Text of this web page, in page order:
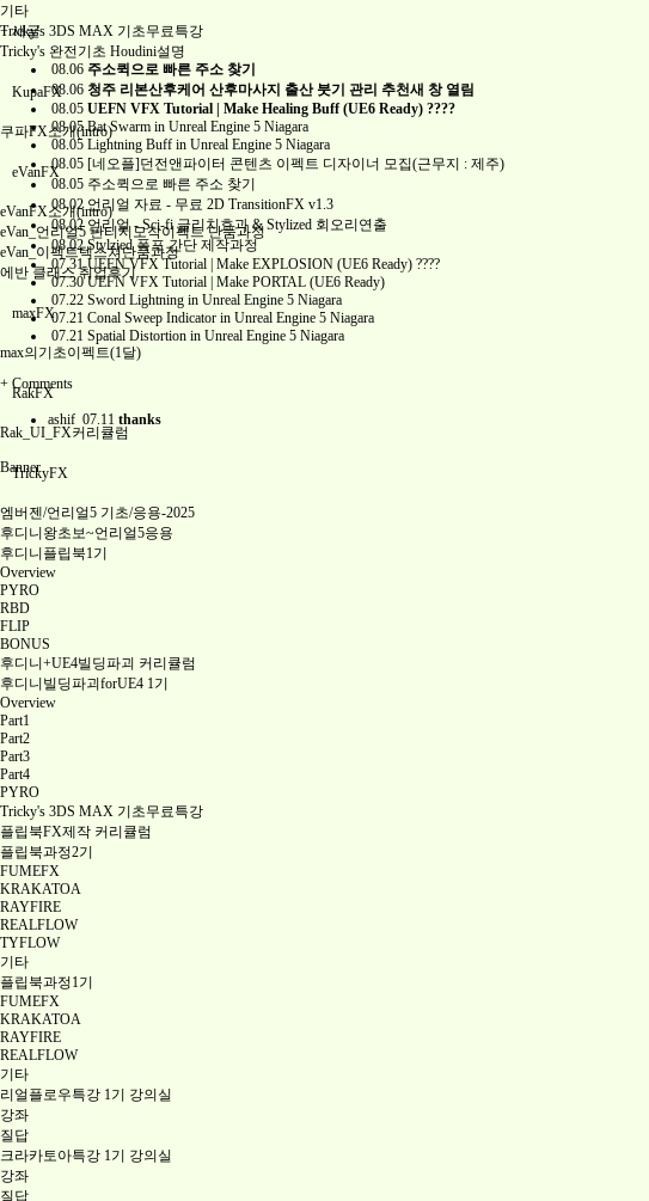
기타
Tricky's 3DS MAX 기초무료특강
Tricky's 완전기초 Houdini설명
KupaFX
쿠파FX소개(intro)
eVanFX
eVanFX소개(intro)
eVan_언리얼5 판티지모작이펙트 단품과정
eVan_이펙트텍스쳐단품과정
에반 클래스 취업후기
maxFX
max의기초이펙트(1달)
RakFX
Rak_UI_FX커리큘럼
TrickyFX
엠버젠/언리얼5 기초/응용-2025
후디니왕초보~언리얼5응용
후디니플립북1기
Overview
PYRO
RBD
FLIP
BONUS
후디니+UE4빌딩파괴 커리큘럼
후디니빌딩파괴forUE4 1기
Overview
Part1
Part2
Part3
Part4
PYRO
Tricky's 3DS MAX 기초무료특강
플립북FX제작 커리큘럼
플립북과정2기
FUMEFX
KRAKATOA
RAYFIRE
REALFLOW
TYFLOW
기타
플립북과정1기
FUMEFX
KRAKATOA
RAYFIRE
REALFLOW
기타
리얼플로우특강 1기 강의실
강좌
질답
크라카토아특강 1기 강의실
강좌
질답
+ 새글
08.06 주소퀵으로 빠른 주소 찾기
08.06 청주 리본산후케어 산후마사지 출산 붓기 관리 추천새 창 열림
08.05 UEFN VFX Tutorial | Make Healing Buff (UE6 Ready) ????
08.05Bat Swarm in Unreal Engine 5 Niagara
08.05 Lightning Buff in Unreal Engine 5 Niagara
08.05 [네오플]던전앤파이터 콘텐츠 이펙트 디자이너 모집(근무지 : 제주)
08.05 주소퀵으로 빠른 주소 찾기
08.02 언리얼 자료 - 무료 2D TransitionFX v1.3
08.02 언리얼 - Sci-fi 글리치효과 & Stylized 회오리연출
08.02Stylzied 폭포 간단 제작과정
07.31UEFN VFX Tutorial | Make EXPLOSION (UE6 Ready) ????
07.30UEFN VFX Tutorial | Make PORTAL (UE6 Ready)
07.22 Sword Lightning in Unreal Engine 5 Niagara
07.21 Conal Sweep Indicator in Unreal Engine 5 Niagara
07.21 Spatial Distortion in Unreal Engine 5 Niagara
+ Comments
ashif 07.11 thanks
Banner